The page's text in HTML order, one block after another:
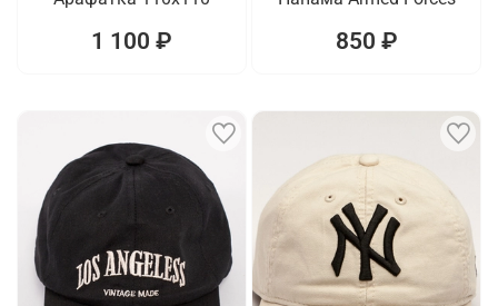
1 100 ₽ 850 ₽